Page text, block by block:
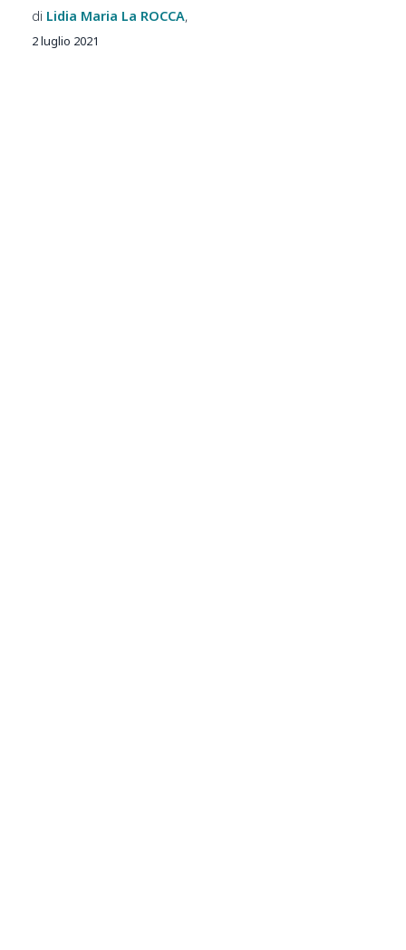
Lidia Maria La ROCCA
2 luglio 2021